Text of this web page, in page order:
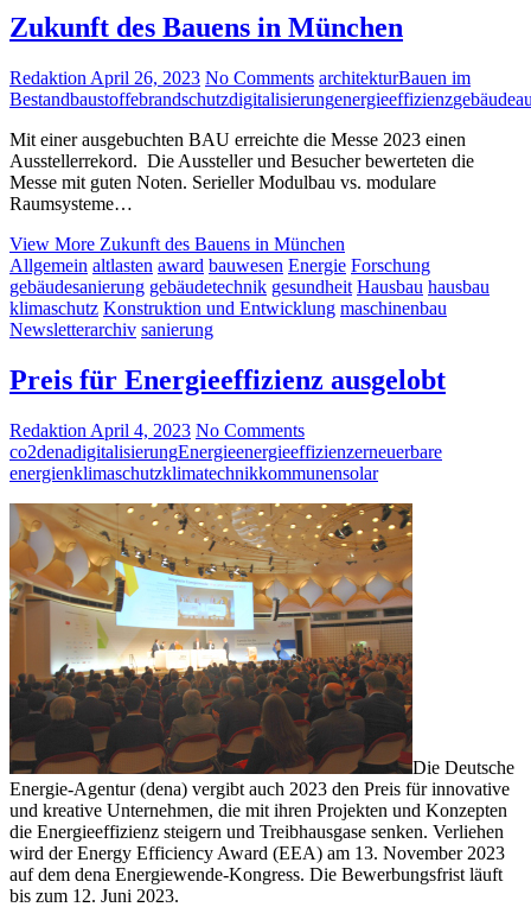
Zukunft des Bauens in München
Redaktion April 26, 2023 No Comments architekturBauen im
Bestandbaustoffebrandschutzdigitalisierungenergieeffizienz
Mit einer ausgebuchten BAU erreichte die Messe 2023 einen
Ausstellerrekord. Die Aussteller und Besucher bewerteten die
Messe mit guten Noten. Serieller Modulbau vs. modulare
Raumsysteme…
View More Zukunft des Bauens in München
Allgemein altlasten award bauwesen Energie Forschung
gebäudesanierung gebäudetechnik gesundheit Hausbau hausbau
klimaschutz Konstruktion und Entwicklung maschinenbau
Newsletterarchiv sanierung
Preis für Energieeffizienz ausgelobt
Redaktion April 4, 2023 No Comments
co2denadigitalisierungEnergieenergieeffizienzerneuerbare
energienklimaschutzklimatechnikkommunensolar
Die Deutsche
Energie-Agentur (dena) vergibt auch 2023 den Preis für innovative
und kreative Unternehmen, die mit ihren Projekten und Konzepten
die Energieeffizienz steigern und Treibhausgase senken. Verliehen
wird der Energy Efficiency Award (EEA) am 13. November 2023
auf dem dena Energiewende-Kongress. Die Bewerbungsfrist läuft
bis zum 12. Juni 2023.